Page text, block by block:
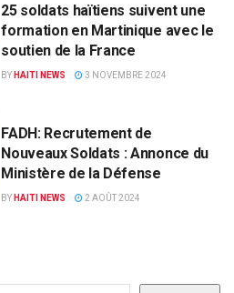
25 soldats haïtiens suivent une
formation en Martinique avec le
soutien de la France
BY HAITI NEWS 3 NOVEMBRE 2024
FADH: Recrutement de
Nouveaux Soldats : Annonce du
Ministère de la Défense
BY HAITI NEWS 2 AOÛT 2024